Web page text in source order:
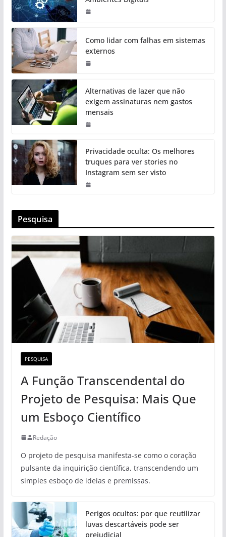
Como lidar com falhas em sistemas
externos
Alternativas de lazer que não
exigem assinaturas nem gastos
mensais
Privacidade oculta: Os melhores
truques para ver stories no
Instagram sem ser visto
Pesquisa
PESQUISA
A Função Transcendental do
Projeto de Pesquisa: Mais Que
um Esboço Científico
Redação
O projeto de pesquisa manifesta-se como o coração
pulsante da inquirição científica, transcendendo um
simples esboço de ideias e premissas.
Perigos ocultos: por que reutilizar
luvas descartáveis pode ser
prejudicial